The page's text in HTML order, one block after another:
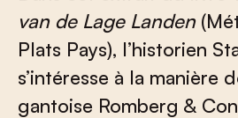
van de Lage Landen
Plats Pays), l’historien
s’intéresse à la manière
gantoise Romberg &